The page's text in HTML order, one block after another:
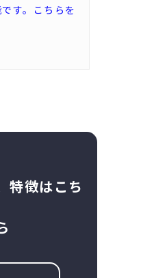
す。こちらを
特徴はこち